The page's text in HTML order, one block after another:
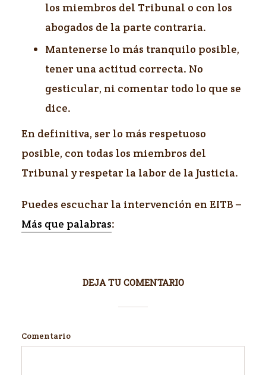
los miembros del Tribunal o con los
abogados de la parte contraria.
Mantenerse lo más tranquilo posible,
tener una actitud correcta. No
gesticular, ni comentar todo lo que se
dice.
En definitiva, ser lo más respetuoso
posible, con todas los miembros del
Tribunal y respetar la labor de la Justicia.
Puedes escuchar la intervención en EITB –
Más que palabras:
DEJA TU COMENTARIO
Comentario